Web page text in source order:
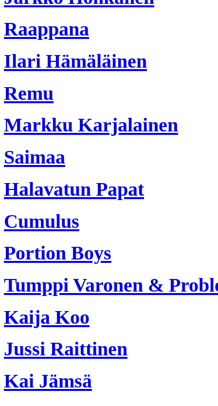
Raappana
Ilari Hämäläinen
Remu
Markku Karjalainen
Saimaa
Halavatun Papat
Cumulus
Portion Boys
Tumppi Varonen &
Kaija Koo
Jussi Raittinen
Kai Jämsä